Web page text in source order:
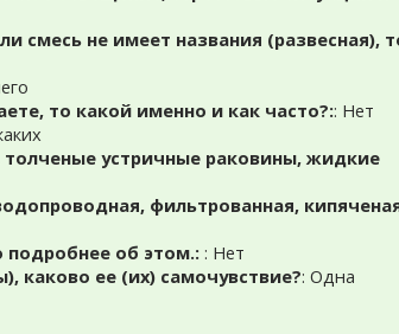
смесь не имеет названия (развесная),
то какой именно и как часто?:: Нет
устричные раковины, жидкие
фильтрованная,
подробнее об этом.:: Нет
каково ее (их) самочувствие?: Одна